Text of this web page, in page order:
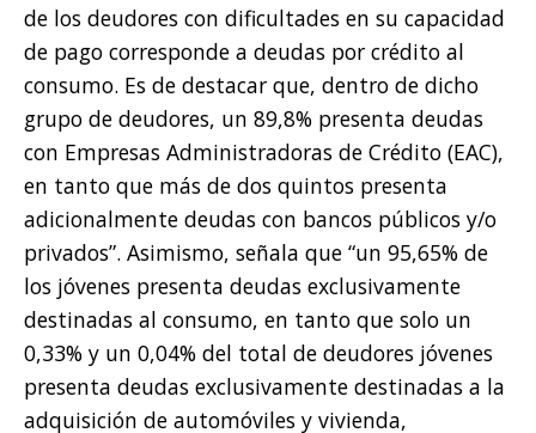
de los deudores con dificultades en su capacidad
de pago corresponde a deudas por crédito al
consumo. Es de destacar que, dentro de dicho
grupo de deudores, un 89,8% presenta deudas
con Empresas Administradoras de Crédito (EAC),
en tanto que más de dos quintos presenta
adicionalmente deudas con bancos públicos y/o
privados”. Asimismo, señala que “un 95,65% de
los jóvenes presenta deudas exclusivamente
destinadas al consumo, en tanto que solo un
0,33% y un 0,04% del total de deudores jóvenes
presenta deudas exclusivamente destinadas a la
adquisición de automóviles y vivienda,